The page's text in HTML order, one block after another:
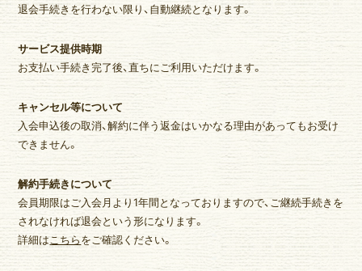
退会手続きを行わない限り、自動継続となります。
サービス提供時期
お支払い手続き完了後、直ちにご利用いただけます。
キャンセル等について
入会申込後の取消、解約に伴う返金はいかなる理由があってもお受け
できません。
解約手続きについて
会員期限はご入会月より1年間となっておりますので、ご継続手続きを
されなければ退会という形になります。
詳細はこちらをご確認ください。